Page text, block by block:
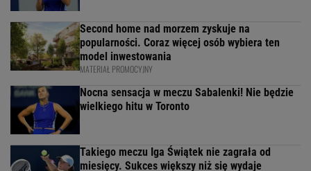
Second home nad morzem zyskuje na
popularności. Coraz więcej osób wybiera ten
model inwestowania
MATERIAŁ PROMOCYJNY
Nocna sensacja w meczu Sabalenki! Nie będzie
wielkiego hitu w Toronto
Takiego meczu Iga Świątek nie zagrała od
miesięcy. Sukces większy niż się wydaje